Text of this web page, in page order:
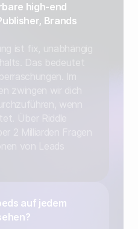
high-end
Brands
auf jedem